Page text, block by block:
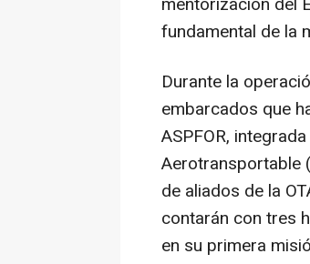
fundamental de la
Durante la
embarcados que
ASPFOR,
Aerotransportable
de aliados de la
contarán con tres
en su primera